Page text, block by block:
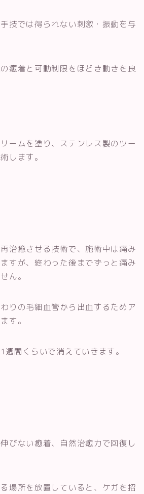
技では得られない刺激・振動を与
癒着と可動制限をほどき動きを良
ームを塗り、ステンレス製のツー
します。
治癒させる技術で、施術中は痛み
すが、終わった後までずっと痛み
ん。
りの毛細血管から出血するためア
す。
間くらいで消えていきます。
びない癒着、自然治癒力で回復し
場所を放置していると、ケガを招